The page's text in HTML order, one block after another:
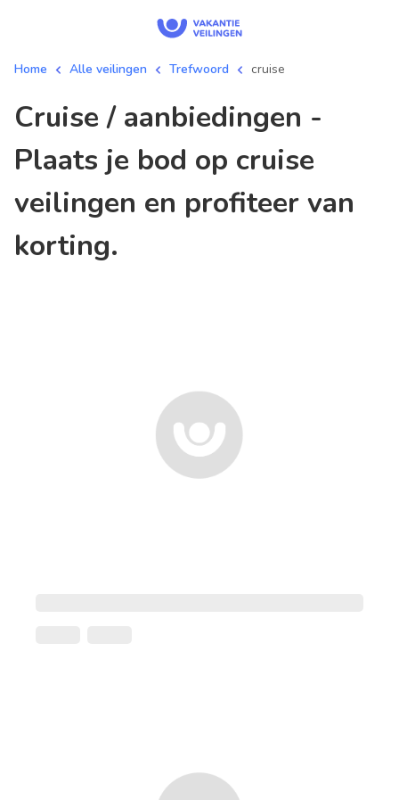
Home Alle veilingen Trefwoord cruise
cruise / aanbiedingen -
Plaats je bod op cruise
veilingen en profiteer van
korting.